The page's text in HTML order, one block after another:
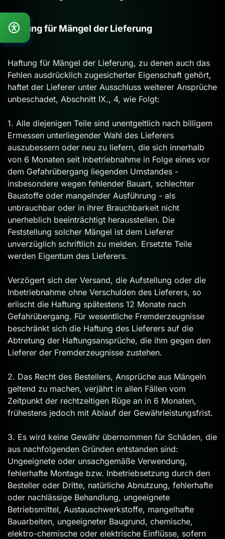
Haftung für Mängel der Lieferung
Haftung für Mängel der Lieferung, zu denen auch das
Fehlen ausdrücklich zugesicherter Eigenschaft gehört,
haftet der Lieferer unter Ausschluss weiterer Ansprüche
unbeschadet, Abschnitt IX., 4, wie Folgt:
1. Alle diejenigen Teile sind unentgeltlich nach billigem
Ermessen unterliegender Wahl des Lieferers
auszubessern oder neu zu liefern, die sich innerhalb
von 6 Monaten seit Inbetriebnahme in Folge eines vor
dem Gefahrübergang liegenden Umstandes -
insbesondere wegen fehlender Bauart, schlechter
Baustoffe oder mangelnder Ausführung - als
unbrauchbar oder in ihrer Brauchbarkeit nicht
unerheblich beeinträchtigt herausstellen. Die
Feststellung solcher Mängel ist dem Lieferer
unverzüglich schriftlich zu melden. Ersetzte Teile
werden Eigentum des Lieferers.
Verzögert sich der Versand, die Aufstellung oder die
Inbetriebnahme ohne Verschulden des Lieferers, so
erlischt die Haftung spätestens 12 Monate nach
Gefahrübergang. Für wesentliche Fremderzeugnisse
beschränkt sich die Haftung des Lieferers auf die
Abtretung der Haftungsansprüche, die ihm gegen den
Lieferer der Fremderzeugnisse zustehen.
2. Das Recht des Bestellers, Ansprüche aus Mängeln
geltend zu machen, verjährt in allen Fällen vom
Zeitpunkt der rechtzeitigen Rüge an in 6 Monaten,
frühestens jedoch mit Ablauf der Gewährleistungsfrist.
3. Es wird keine Gewähr übernommen für Schäden, die
aus nachfolgenden Gründen entstanden sind:
Ungeeignete oder unsachgemäße Verwendung,
fehlerhafte Montage bzw. Inbetriebsetzung durch den
Besteller oder Dritte, natürliche Abnutzung, fehlerhafte
oder nachlässige Behandlung, ungeeignete
Betriebsmittel, Austauschwerkstoffe, mangelhafte
Bauarbeiten, ungeeigneter Baugrund, chemische,
elektro-chemische oder elektrische Einflüsse, sofern